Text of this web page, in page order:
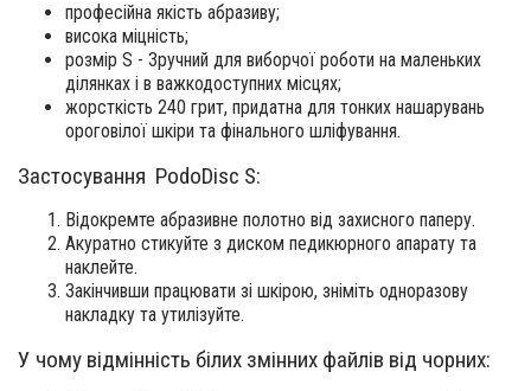
професійна якість абразиву;
висока міцність;
розмір S - Зручний для виборчої роботи на маленьких
ділянках і в важкодоступних місцях;
жорсткість 240 грит, придатна для тонких нашарувань
ороговілої шкіри та фінального шліфування.
Застосування PodoDisc S:
Відокремте абразивне полотно від захисного паперу.
Акуратно стикуйте з диском педикюрного апарату та
наклейте.
Закінчивши працювати зі шкірою, зніміть одноразову
накладку та утилізуйте.
У чому відмінність білих змінних файлів від чорних: